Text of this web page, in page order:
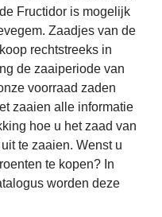
Fructidor is mogelijk
Zaadjes van de
rechtstreeks in
de zaaiperiode van
voorraad zaden
zaaien alle informatie
hoe u het zaad van
te zaaien. Wenst u
te kopen? In
worden deze